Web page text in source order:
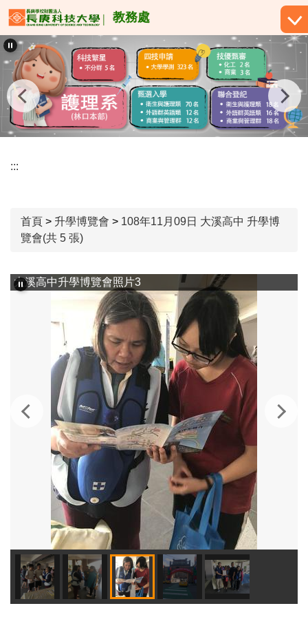
跳
到
主
要
內
容
區
教務處
:::
首頁 > 升學博覽會 > 108年11月09日 大溪高中 升學博
覽會(共 5 張)
大溪高中升學博覽會照片3